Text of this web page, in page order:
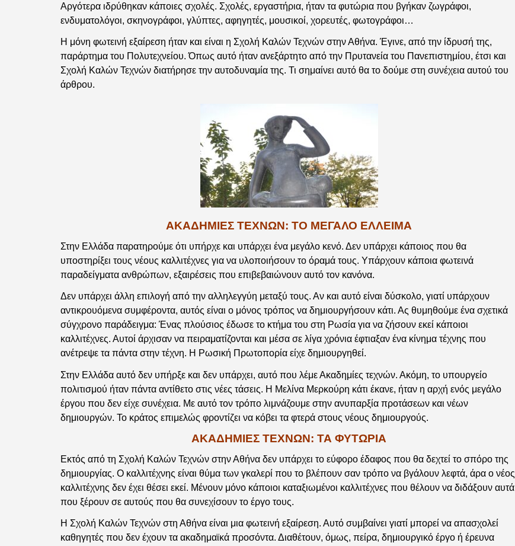
Αργότερα ιδρύθηκαν κάποιες σχολές. Σχολές, εργαστήρια, ήταν τα φυτώρια που βγήκαν ζωγράφοι,
ενδυματολόγοι, σκηνογράφοι, γλύπτες, αφηγητές, μουσικοί, χορευτές, φωτογράφοι…
Η μόνη φωτεινή εξαίρεση ήταν και είναι η Σχολή Καλών Τεχνών στην Αθήνα. Έγινε, από την ίδρυσή της,
παράρτημα του Πολυτεχνείου. Όπως αυτό ήταν ανεξάρτητο από την Πρυτανεία του Πανεπιστημίου, έτσι και
Σχολή Καλών Τεχνών διατήρησε την αυτοδυναμία της. Τι σημαίνει αυτό θα το δούμε στη συνέχεια αυτού του
άρθρου.
ΑΚΑΔΗΜΙΕΣ ΤΕΧΝΩΝ: ΤΟ ΜΕΓΑΛΟ ΕΛΛΕΙΜΑ
Στην Ελλάδα παρατηρούμε ότι υπήρχε και υπάρχει ένα μεγάλο κενό. Δεν υπάρχει κάποιος που θα
υποστηρίξει τους νέους καλλιτέχνες για να υλοποιήσουν το όραμά τους. Υπάρχουν κάποια φωτεινά
παραδείγματα ανθρώπων, εξαιρέσεις που επιβεβαιώνουν αυτό τον κανόνα.
Δεν υπάρχει άλλη επιλογή από την αλληλεγγύη μεταξύ τους. Αν και αυτό είναι δύσκολο, γιατί υπάρχουν
αντικρουόμενα συμφέροντα, αυτός είναι ο μόνος τρόπος να δημιουργήσουν κάτι. Ας θυμηθούμε ένα σχετικά
σύγχρονο παράδειγμα: Ένας πλούσιος έδωσε το κτήμα του στη Ρωσία για να ζήσουν εκεί κάποιοι
καλλιτέχνες. Αυτοί άρχισαν να πειραματίζονται και μέσα σε λίγα χρόνια έφτιαξαν ένα κίνημα τέχνης που
ανέτρεψε τα πάντα στην τέχνη. Η Ρωσική Πρωτοπορία είχε δημιουργηθεί.
Στην Ελλάδα αυτό δεν υπήρξε και δεν υπάρχει, αυτό που λέμε Ακαδημίες τεχνών. Ακόμη, το υπουργείο
πολιτισμού ήταν πάντα αντίθετο στις νέες τάσεις. Η Μελίνα Μερκούρη κάτι έκανε, ήταν η αρχή ενός μεγάλο
έργου που δεν είχε συνέχεια. Με αυτό τον τρόπο λιμνάζουμε στην ανυπαρξία προτάσεων και νέων
δημιουργών. Το κράτος επιμελώς φροντίζει να κόβει τα φτερά στους νέους δημιουργούς.
ΑΚΑΔΗΜΙΕΣ ΤΕΧΝΩΝ: ΤΑ ΦΥΤΩΡΙΑ
Εκτός από τη Σχολή Καλών Τεχνών στην Αθήνα δεν υπάρχει το εύφορο έδαφος που θα δεχτεί το σπόρο της
δημιουργίας. Ο καλλιτέχνης είναι θύμα των γκαλερί που το βλέπουν σαν τρόπο να βγάλουν λεφτά, άρα ο νέος
καλλιτέχνης δεν έχει θέσει εκεί. Μένουν μόνο κάποιοι καταξιωμένοι καλλιτέχνες που θέλουν να διδάξουν αυτά
που ξέρουν σε αυτούς που θα συνεχίσουν το έργο τους.
Η Σχολή Καλών Τεχνών στη Αθήνα είναι μια φωτεινή εξαίρεση. Αυτό συμβαίνει γιατί μπορεί να απασχολεί
καθηγητές που δεν έχουν τα ακαδημαϊκά προσόντα. Διαθέτουν, όμως, πείρα, δημιουργικό έργο ή έρευνα